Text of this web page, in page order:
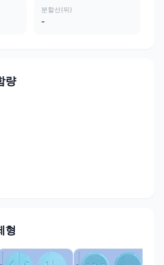
분할선(뒤)
-
량
형